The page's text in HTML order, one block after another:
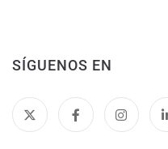
SÍGUENOS EN